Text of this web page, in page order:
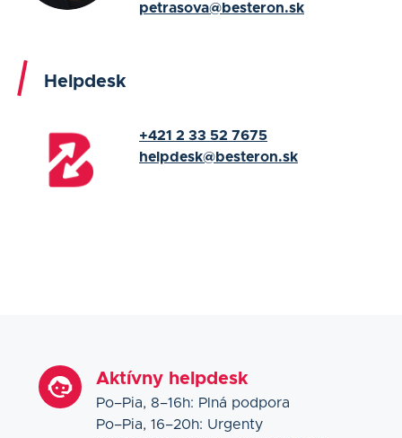
petrasova@besteron.sk
Helpdesk
+421 2 33 52 7675
helpdesk@besteron.sk
Aktívny helpdesk
Po–Pia, 8–16h: Plná podpora
Po–Pia, 16–20h: Urgenty